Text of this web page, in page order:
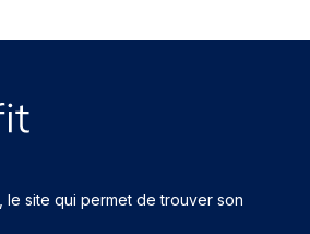
le site qui permet de trouver son